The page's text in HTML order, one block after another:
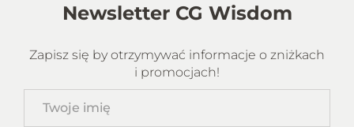
Newsletter CG Wisdom
Zapisz się by otrzymywać informacje o zniżkach
i promocjach!
Twoje
imię